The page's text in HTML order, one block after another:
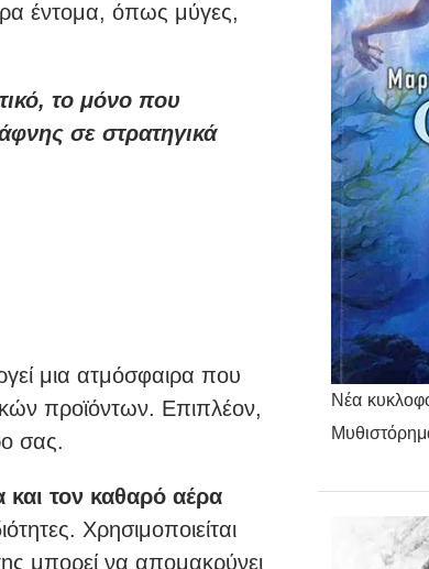
Νέα
έντομα, όπως μύγες,
το μόνο που
σε στρατηγικά
μια ατμόσφαιρα που
προϊόντων. Επιπλέον,
σας.
και τον καθαρό αέρα
Χρησιμοποιείται
μπορεί να απομακρύνει